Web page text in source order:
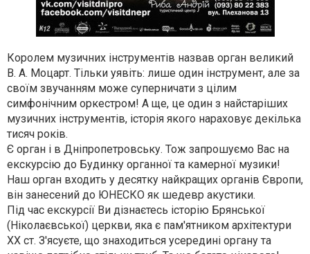
Королем музичних інструментів назвав орган великий
В. А. Моцарт. Тільки уявіть: лише один інструмент, але за
своїм звучанням може суперничати з цілим
симфонічним оркестром! А ще, це один з найстаріших
музичних інструментів, історія якого нараховує декілька
тисяч років.
Є орган і в Дніпропетровську. Тож запрошуємо Вас на
екскурсію до Будинку органної та камерної музики!
Наш орган входить у десятку найкращих органів Європи,
він занесений до ЮНЕСКО як шедевр акустики.
Під час екскурсії Ви дізнаєтесь історію Брянської
(Ніколаєвської) церкви, яка є пам'ятником архітектури
ХХ ст. З'ясуєте, що знаходиться усередині органу та